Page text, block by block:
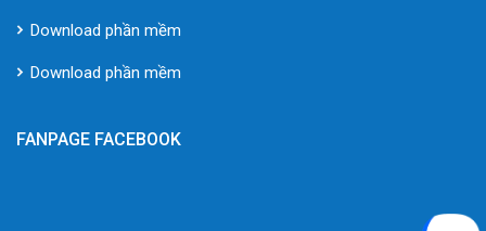
Download phần mềm
Download phần mềm
FANPAGE FACEBOOK